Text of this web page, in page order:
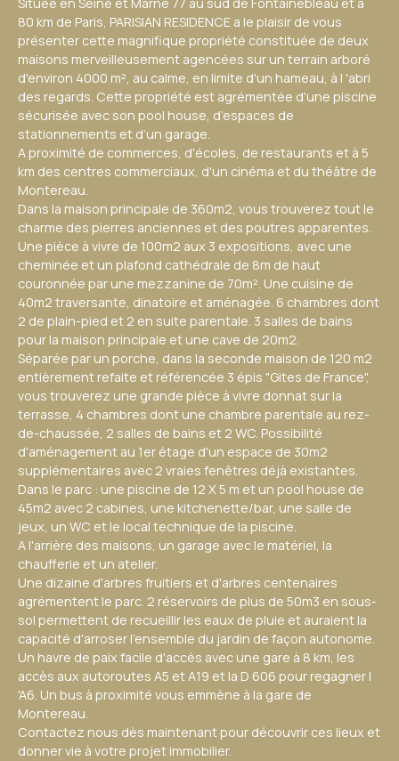
Située en Seine et Marne 77 au sud de Fontainebleau et à
80 km de Paris, PARISIAN RESIDENCE a le plaisir de vous
présenter cette magnifique propriété constituée de deux
maisons merveilleusement agencées sur un terrain arboré
d'environ 4000 m², au calme, en limite d'un hameau, à l 'abri
des regards. Cette propriété est agrémentée d'une piscine
sécurisée avec son pool house, d’espaces de
stationnements et d’un garage.
A proximité de commerces, d'écoles, de restaurants et à 5
km des centres commerciaux, d'un cinéma et du théâtre de
Montereau.
Dans la maison principale de 360m2, vous trouverez tout le
charme des pierres anciennes et des poutres apparentes.
Une pièce à vivre de 100m2 aux 3 expositions, avec une
cheminée et un plafond cathédrale de 8m de haut
couronnée par une mezzanine de 70m². Une cuisine de
40m2 traversante, dinatoire et aménagée. 6 chambres dont
2 de plain-pied et 2 en suite parentale. 3 salles de bains
pour la maison principale et une cave de 20m2.
Séparée par un porche, dans la seconde maison de 120 m2
entièrement refaite et référencée 3 épis "Gites de France",
vous trouverez une grande pièce à vivre donnat sur la
terrasse, 4 chambres dont une chambre parentale au rez-
de-chaussée, 2 salles de bains et 2 WC. Possibilité
d'aménagement au 1er étage d'un espace de 30m2
supplémentaires avec 2 vraies fenêtres déjà existantes.
Dans le parc : une piscine de 12 X 5 m et un pool house de
45m2 avec 2 cabines, une kitchenette/bar, une salle de
jeux, un WC et le local technique de la piscine.
A l'arrière des maisons, un garage avec le matériel, la
chaufferie et un atelier.
Une dizaine d'arbres fruitiers et d'arbres centenaires
agrémentent le parc. 2 réservoirs de plus de 50m3 en sous-
sol permettent de recueillir les eaux de pluie et auraient la
capacité d'arroser l'ensemble du jardin de façon autonome.
Un havre de paix facile d'accès avec une gare à 8 km, les
accès aux autoroutes A5 et A19 et la D 606 pour regagner l
'A6. Un bus à proximité vous emmène à la gare de
Montereau.
Contactez nous dès maintenant pour découvrir ces lieux et
donner vie à votre projet immobilier.